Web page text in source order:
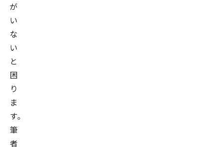
が
い
な
い
と
困
り
ま
す。
筆
者